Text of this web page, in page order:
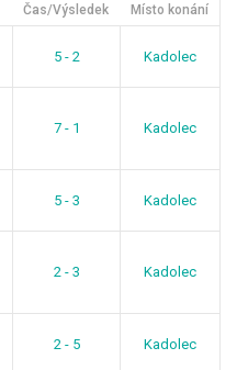
Čas/Výsledek Místo konání
5 - 2 Kadolec
7 - 1 Kadolec
5 - 3 Kadolec
2 - 3 Kadolec
2 - 5 Kadolec